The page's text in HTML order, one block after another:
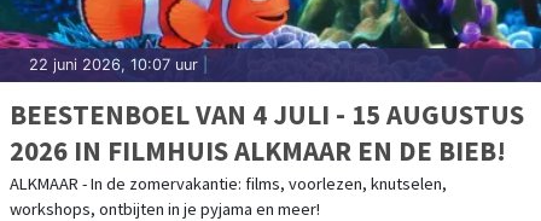
22 juni 2026, 10:07 uur
BEESTENBOEL VAN 4 JULI - 15 AUGUSTUS
2026 IN FILMHUIS ALKMAAR EN DE BIEB!
ALKMAAR - In de zomervakantie: films, voorlezen, knutselen,
workshops, ontbijten in je pyjama en meer!